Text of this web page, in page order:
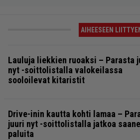
AIHEESEEN
Lauluja liekkien ruoaksi – Parasta
nyt -soittolistalla valokeilassa
sooloilevat kitaristit
Drive-inin kautta kohti lamaa –
juuri nyt -soittolistalla jatkoa
paluita